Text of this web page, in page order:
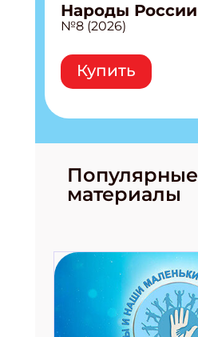
Народы России
№8 (2026)
Купить
Популярные
материалы